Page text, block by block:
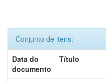
Conjunto de itens:
Data do
documento
Título